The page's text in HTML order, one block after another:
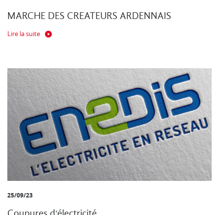
MARCHE DES CREATEURS ARDENNAIS
Lire la suite
25/09/23